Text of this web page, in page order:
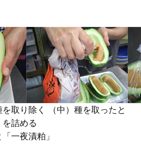
を取り除く （中）種を取ったと
詰める
一夜漬粕」